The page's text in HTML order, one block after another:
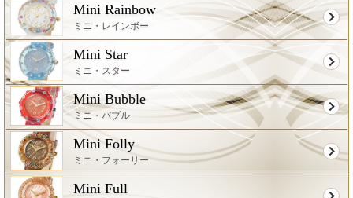
Mini Rainbow
ミニ・レインボー
Mini Star
ミニ・スター
Mini Bubble
ミニ・バブル
Mini Folly
ミニ・フォーリー
Mini Full